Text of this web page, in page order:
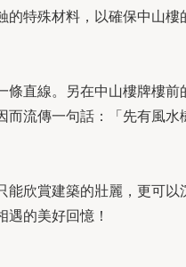
特殊材料，以確保中山樓
條直線。另在中山樓牌樓前
而流傳一句話：「先有風水
能欣賞建築的壯麗，更可以
的美好回憶！